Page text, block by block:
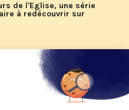
de l'Église, une série
à redécouvrir sur
d'été 2026 de KTO